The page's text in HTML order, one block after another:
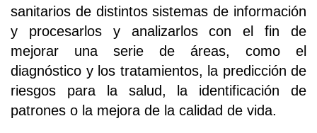
sanitarios de distintos sistemas de información
y procesarlos y analizarlos con el fin de
mejorar una serie de áreas, como el
diagnóstico y los tratamientos, la predicción de
riesgos para la salud, la identificación de
patrones o la mejora de la calidad de vida.